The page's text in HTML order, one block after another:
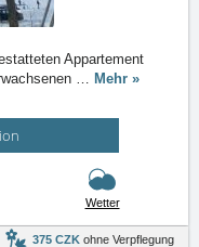
Appartement
… Mehr »
Wetter
375 CZK ohne Verpflegung